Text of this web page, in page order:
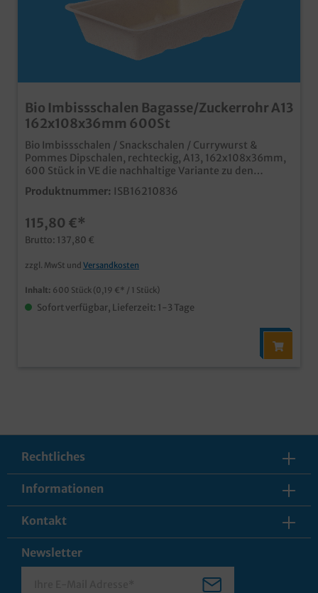
Bio Imbissschalen Bagasse/Zuckerrohr A13
162x108x36mm 600St
Bio Imbissschalen / Snackschalen / Currywurst &
Pommes Dipschalen, rechteckig, A13, 162x108x36mm,
600 Stück in VE die nachhaltige Variante zu den
bekannten PP Imbissschalen aus biologisch
abbaubarem Bagasse/Zuckerrohr Material
Mikrowellen-und Backofengeeignet ideal für Pommes,
Currywurst, Fingerfood, usw. in Imbiss, Food Truck,
Kantine, usw. in verschiedenen Größen und auch
Unterteilungen erhältlich
Produktnummer: ISB16210836
115,80 €*
Brutto: 137,80 €
zzgl. MwSt und Versandkosten
Inhalt: 600 Stück (0,19 €* / 1 Stück)
Sofort verfügbar, Lieferzeit: 1-3 Tage
Rechtliches
Informationen
Kontakt
Newsletter